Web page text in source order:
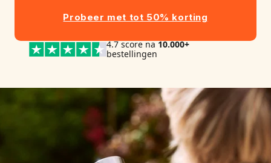
Probeer met tot 50% korting
4.7 score na10.000+
bestellingen